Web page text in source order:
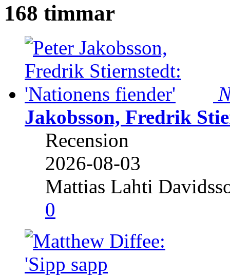
168 timmar
Jakobsson, Fredrik
Recension
2026-08-03
Mattias Lahti
0